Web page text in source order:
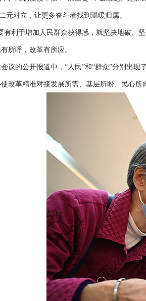
元对立，让更多奋斗者找到温暖归属。
有利于增加人民群众获得感，就坚决地破、
有所呼，改革有所应。
会议的公开报道中，“人民”和“群众”分别出
改革精准对接发展所需、基层所盼、民心所